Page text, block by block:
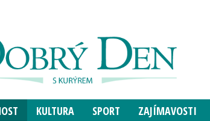
KULTURA SPORT ZAJÍMAVOSTI